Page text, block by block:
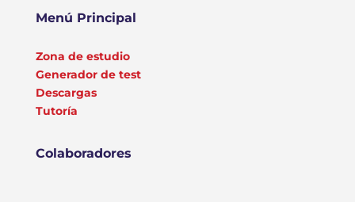
Menú Principal
Zona de estudio
Generador de test
Descargas
Tutoría
Colaboradores